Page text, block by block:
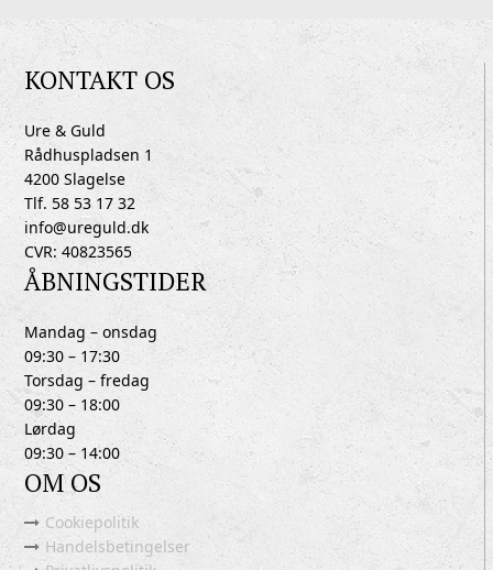
KONTAKT OS
Ure & Guld
Rådhuspladsen 1
4200 Slagelse
Tlf. 58 53 17 32
info@ureguld.dk
CVR: 40823565
ÅBNINGSTIDER
Mandag – onsdag
09:30 – 17:30
Torsdag – fredag
09:30 – 18:00
Lørdag
09:30 – 14:00
OM OS
Cookiepolitik
Handelsbetingelser